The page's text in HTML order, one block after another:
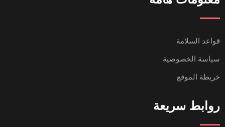
قواعد السلامة
سياسة الخصوصية
خريطة الموقع
روابط سريعة